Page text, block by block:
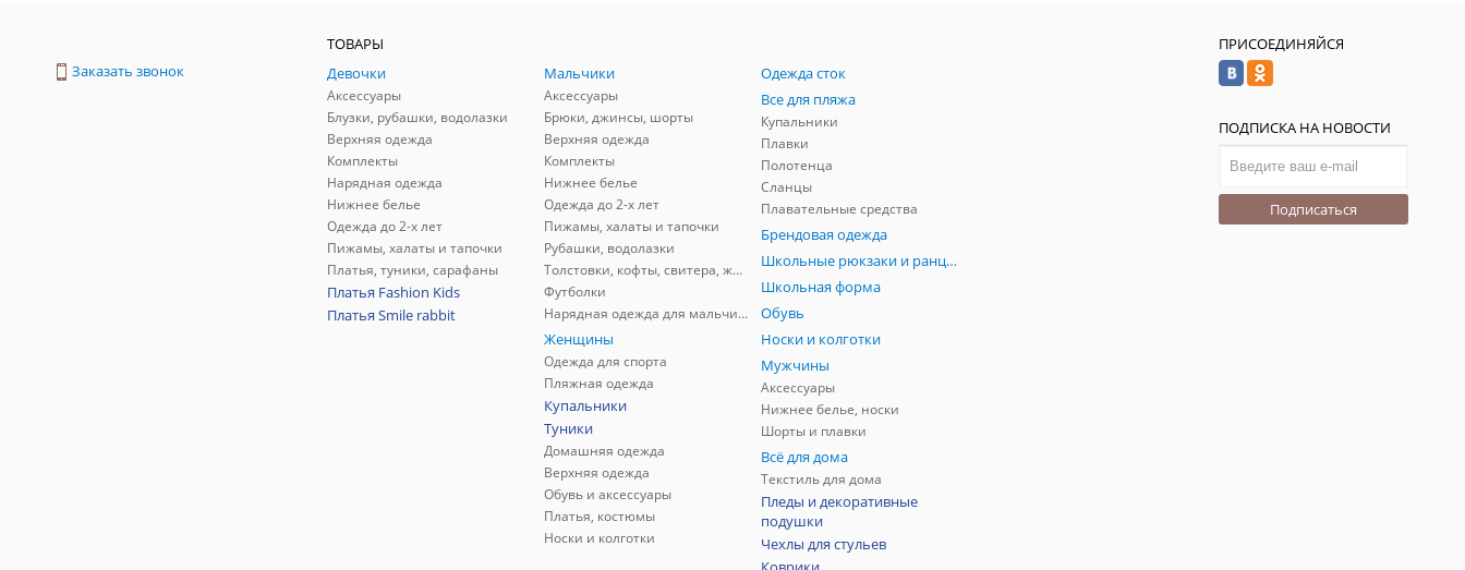
Заказать звонок
ТОВАРЫ
Девочки
Аксессуары
Блузки, рубашки, водолазки
Верхняя одежда
Комплекты
Нарядная одежда
Нижнее белье
Одежда до 2-х лет
Пижамы, халаты и тапочки
Платья, туники, сарафаны
Платья Fashion Kids
Платья Smile rabbit
Мальчики
Аксессуары
Брюки, джинсы, шорты
Верхняя одежда
Комплекты
Нижнее белье
Одежда до 2-х лет
Пижамы, халаты и тапочки
Рубашки, водолазки
Толстовки, кофты, свитера, жилеты
Футболки
Нарядная одежда для мальчиков
Одежда сток
Все для пляжа
Купальники
Плавки
Полотенца
Сланцы
Плавательные средства
Брендовая одежда
Школьные рюкзаки и ранцы, мешки для обуви
Школьная форма
Обувь
Женщины
Одежда для спорта
Пляжная одежда
Купальники
Туники
Домашняя одежда
Верхняя одежда
Обувь и аксессуары
Платья, костюмы
Носки и колготки
Носки и колготки
Мужчины
Аксессуары
Нижнее белье, носки
Шорты и плавки
Всё для дома
Текстиль для дома
Пледы и декоративные
подушки
Чехлы для стульев
ПРИСОЕДИНЯЙСЯ
ПОДПИСКА НА НОВОСТИ
Подписаться